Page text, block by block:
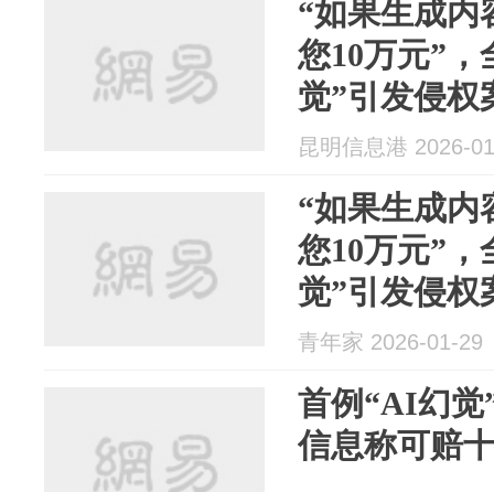
“如果生成内
您10万元”
觉”引发侵权
昆明信息港 2026-
“如果生成内
您10万元”
觉”引发侵权
青年家 2026-01-29
首例“AI幻觉
信息称可赔